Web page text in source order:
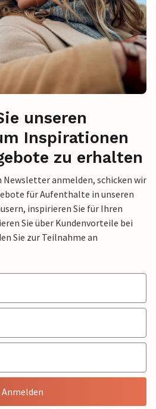
unseren
Inspirationen
zu erhalten
Newsletter anmelden, schicken wir
für Aufenthalte in unseren
inspirieren Sie für Ihren
Sie über Kundenvorteile bei
Sie zur Teilnahme an
Anmelden